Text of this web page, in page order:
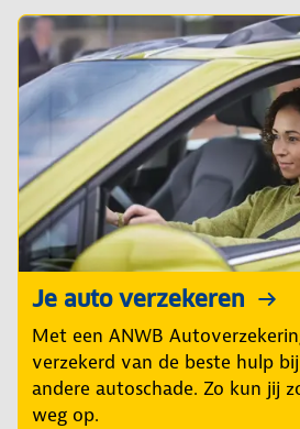
Je auto verzekeren
Met een ANWB
verzekerd van de beste hulp
andere autoschade. Zo kun jij
weg op.